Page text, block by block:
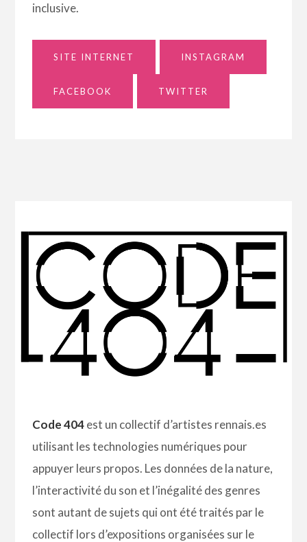
inclusive.
SITE INTERNET INSTAGRAM
FACEBOOK TWITTER
Code 404est un collectif d’artistes rennais.es
utilisant les technologies numériques pour
appuyer leurs propos. Les données de la nature,
l’interactivité du son et l’inégalité des genres
sont autant de sujets qui ont été traités par le
collectif lors d’expositions organisées sur le